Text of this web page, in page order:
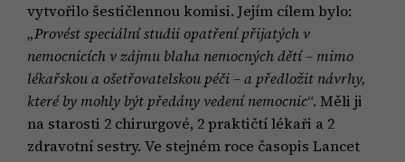
vytvořilo šestičlennou komisi. Jejím cílem bylo:
„Provést speciální studii opatření přijatých v
nemocnicích v zájmu blaha nemocných dětí – mimo
lékařskou a ošetřovatelskou péči – a předložit návrhy,
které by mohly být předány vedení nemocnic“. Měli ji
na starosti 2 chirurgové, 2 praktičtí lékaři a 2
zdravotní sestry. Ve stejném roce časopis Lancet